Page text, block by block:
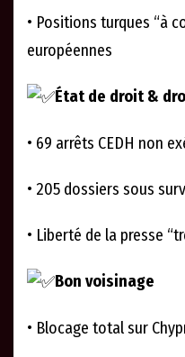
• Positions turques “à
européennes
État de droit &
• 69 arrêts CEDH non
• 205 dossiers sous
• Liberté de la presse
Bon voisinage
• Blocage total sur